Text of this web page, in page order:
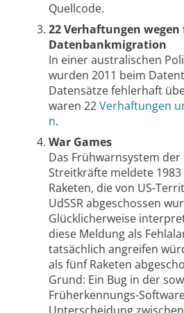
Quellcode.
22 Verhaftungen
Datenbankmigration
In einer australischen
wurden 2011 beim
Datensätze fehlerhaft
waren 22Verhaftungen
n.
War Games
Das Frühwarnsystem
Streitkräfte meldete
Raketen, die von US-
UdSSR abgeschossen
Glücklicherweise
diese Meldung als
tatsächlich angreifen
als fünf Raketen
Grund: Ein Bug in der
Früherkennungs-